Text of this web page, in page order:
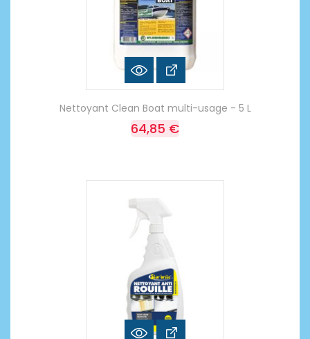
Nettoyant Clean Boat multi-usage - 5 L
64,85 €